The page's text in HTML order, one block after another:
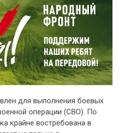
для выполнения боевых
операции (СВО). По
крайне востребована в